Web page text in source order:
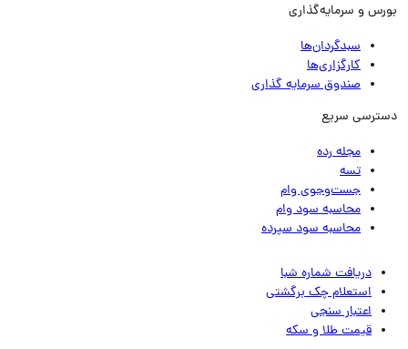
و سرمایه‌گذاری
سبدگردان‌ها
کارگزاری‌ها
صندوق سرمایه گذاری
سریع
مجله رده
تسه
جست‌وجوی وام
محاسبه سود وام
محاسبه سود سپرده
دریافت شماره شبا
استعلام چک برگشتی
اعتبار سنجی
قیمت طلا و سکه